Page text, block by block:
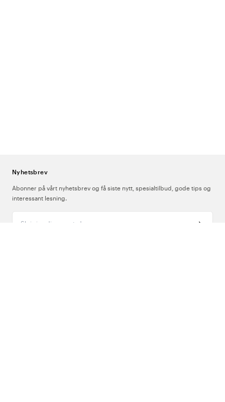
Nyhetsbrev
Abonner på vårt nyhetsbrev og få siste nytt, spesialtilbud, gode tips og
interessant lesning.